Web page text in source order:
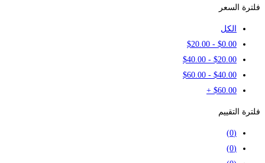
فلترة السعر
الكل
$0 .00
-
$20 .00
$20 .00
-
$40 .00
$40 .00
-
$60 .00
$60 .00
+
فلترة التقييم
(0)
(0)